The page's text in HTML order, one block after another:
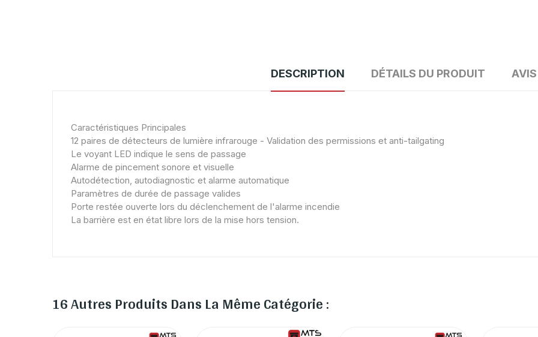
DESCRIPTION DÉTAILS DU PRODUIT AVIS
Caractéristiques Principales
12 paires de détecteurs de lumière infrarouge - Validation des permissions et anti-tailgating
Le voyant LED indique le sens de passage
Alarme de pincement sonore et visuelle
Autodétection, autodiagnostic et alarme automatique
Paramètres de durée de passage valides
Porte restée ouverte lors du déclenchement de l'alarme incendie
La barrière est en état libre lors de la mise hors tension.
16 Autres Produits Dans La Même Catégorie :